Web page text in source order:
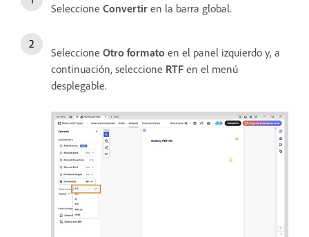
Seleccione Convertir en la barra global.
Seleccione Otro formato en el panel izquierdo y, a
continuación, seleccione RTF en el menú
desplegable.